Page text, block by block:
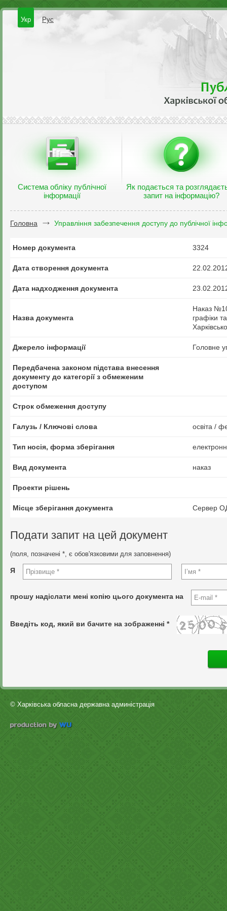
Укр Рус
Система обліку публічної
інформації
Як подається та
запит на інформацію?
Головна Управління забезпечення доступу до публічної
Номер документа 3324
Дата створення документа
Дата надходження документа
Назва документа
Наказ
графіки
Джерело інформації Головне
Передбачена законом підстава внесення
документу до категорії з обмеженим
доступом
Строк обмеження доступу
Галузь / Ключові слова освіта /
Тип носія, форма зберігання
Вид документа наказ
Проекти рішень
Місце зберігання документа Сервер
Подати запит на цей документ
(поля, позначені *, є обов'язковими для заповнення)
Я
прошу надіслати мені копію цього документа на
Введіть код, який ви бачите на зображенні *
© Харківська обласна державна админістрація